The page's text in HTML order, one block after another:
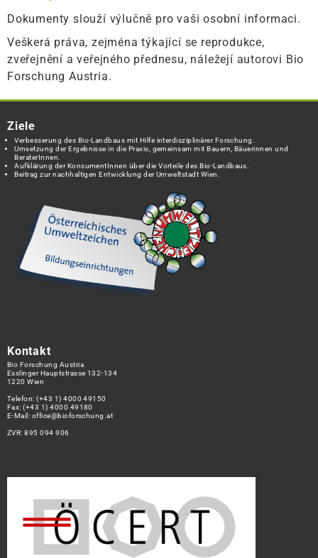
Dokumenty slouží výlučně pro vaši osobní informaci.
Veškerá práva, zejména týkající se reprodukce,
zveřejnění a veřejného přednesu, náležejí autorovi Bio
Forschung Austria.
Ziele
Verbesserung des Bio-Landbaus mit Hilfe interdisziplinärer Forschung.
Umsetzung der Ergebnisse in die Praxis, gemeinsam mit Bauern, Bäuerinnen und
BeraterInnen.
Aufklärung der KonsumentInnen über die Vorteile des Bio-Landbaus.
Beitrag zur nachhaltigen Entwicklung der Umweltstadt Wien.
Kontakt
Bio Forschung Austria
Esslinger Hauptstrasse 132-134
1220 Wien
Telefon:(+43 1) 4000 49150
Fax: (+43 1) 4000 49180
E-Mail: office@bioforschung.at
ZVR: 895 094 906